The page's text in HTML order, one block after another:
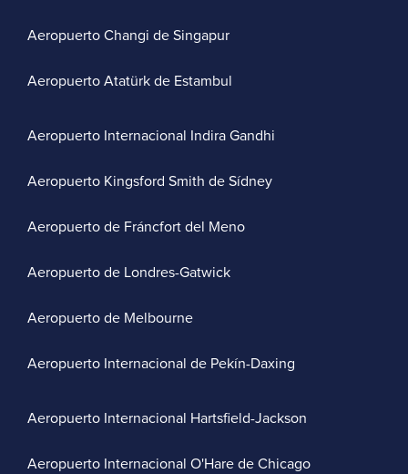
Aeropuerto Changi de Singapur
Aeropuerto Atatürk de Estambul
Aeropuerto Internacional Indira Gandhi
Aeropuerto Kingsford Smith de Sídney
Aeropuerto de Fráncfort del Meno
Aeropuerto de Londres-Gatwick
Aeropuerto de Melbourne
Aeropuerto Internacional de Pekín-Daxing
Aeropuerto Internacional Hartsfield-Jackson
Aeropuerto Internacional O'Hare de Chicago